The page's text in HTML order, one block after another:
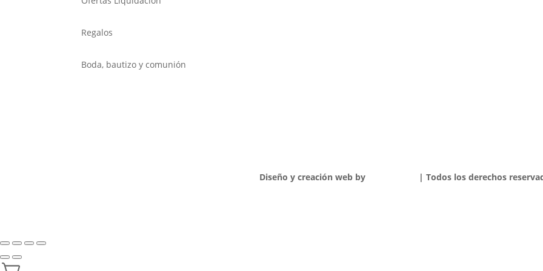
Regalos
Boda, bautizo y comunión
Diseño y creación web by | Todos los derechos